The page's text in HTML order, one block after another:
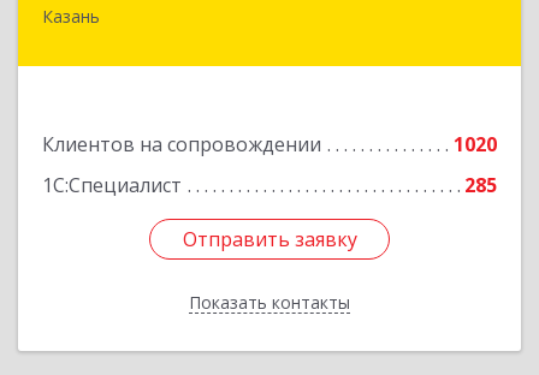
Казань
Клиентов на сопровождении
1020
1С:Специалист
285
Отправить заявку
Показать контакты
420088, Татарстан Респ, Казань г, Победы пр-
Отправить заявку
Назад